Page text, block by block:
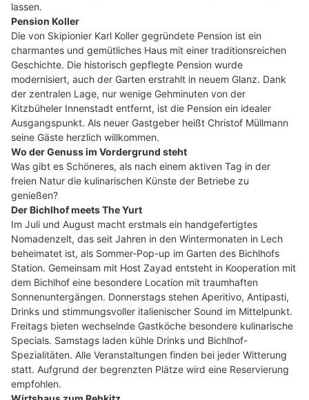
lassen.
Pension Koller
Die von Skipionier Karl Koller gegründete Pension ist ein
charmantes und gemütliches Haus mit einer traditionsreichen
Geschichte. Die historisch gepflegte Pension wurde
modernisiert, auch der Garten erstrahlt in neuem Glanz. Dank
der zentralen Lage, nur wenige Gehminuten von der
Kitzbüheler Innenstadt entfernt, ist die Pension ein idealer
Ausgangspunkt. Als neuer Gastgeber heißt Christof Müllmann
seine Gäste herzlich willkommen.
Wo der Genuss im Vordergrund steht
Was gibt es Schöneres, als nach einem aktiven Tag in der
freien Natur die kulinarischen Künste der Betriebe zu
genießen?
Der Bichlhof meets The Yurt
Im Juli und August macht erstmals ein handgefertigtes
Nomadenzelt, das seit Jahren in den Wintermonaten in Lech
beheimatet ist, als Sommer-Pop-up im Garten des Bichlhofs
Station. Gemeinsam mit Host Zayad entsteht in Kooperation mit
dem Bichlhof eine besondere Location mit traumhaften
Sonnenuntergängen. Donnerstags stehen Aperitivo, Antipasti,
Drinks und stimmungsvoller italienischer Sound im Mittelpunkt.
Freitags bieten wechselnde Gastköche besondere kulinarische
Specials. Samstags laden kühle Drinks und Bichlhof-
Spezialitäten. Alle Veranstaltungen finden bei jeder Witterung
statt. Aufgrund der begrenzten Plätze wird eine Reservierung
empfohlen.